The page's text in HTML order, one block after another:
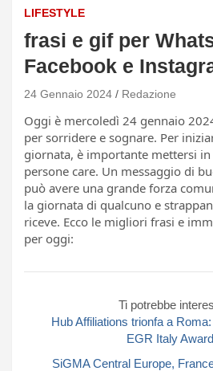
LIFESTYLE
frasi e gif per
Facebook e
24 Gennaio 2024 Redazione
Oggi è mercoledì 24 gennaio
per sorridere e sognare. Per
giornata, è importante mettersi
persone care. Un messaggio di
può avere una grande forza
la giornata di qualcuno e
riceve. Ecco le migliori frasi e
per oggi:
Ti potrebbe
Hub Affiliations trionfa a
EGR Italy
SiGMA Central Europe,